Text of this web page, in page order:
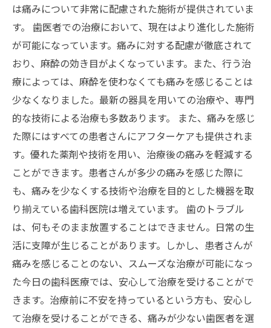
は痛みについて非常に配慮された施術が提供されていま
す。 歯医者での治療において、現在はより進化した施術
が可能になっています。痛みに対する配慮が徹底されて
おり、麻酔の効き目がよくなっています。また、行う治
療によっては、麻酔を使わなくても痛みを感じることは
少なくなりました。最新の器具を用いての治療や、専門
的な技術による治療も多数あります。 また、痛みを感じ
た際にはすべての患者さんにアフターケアも提供されま
す。優れた薬剤や技術を用い、治療後の痛みを軽減する
ことができます。患者さんが多少の痛みを感じた際に
も、痛みを少なくする技術や治療を目的とした機器を取
り揃えている歯科医院は増えています。 歯のトラブル
は、何もそのまま放置することはできません。日常の生
活に支障が生じることがあります。しかし、患者さんが
痛みを感じることのない、スムーズな治療が可能になっ
た今日の歯科医療では、安心して治療を受けることがで
きます。治療前に不安を持っているという方も、安心し
て治療を受けることができる、痛みが少ない歯医者を選